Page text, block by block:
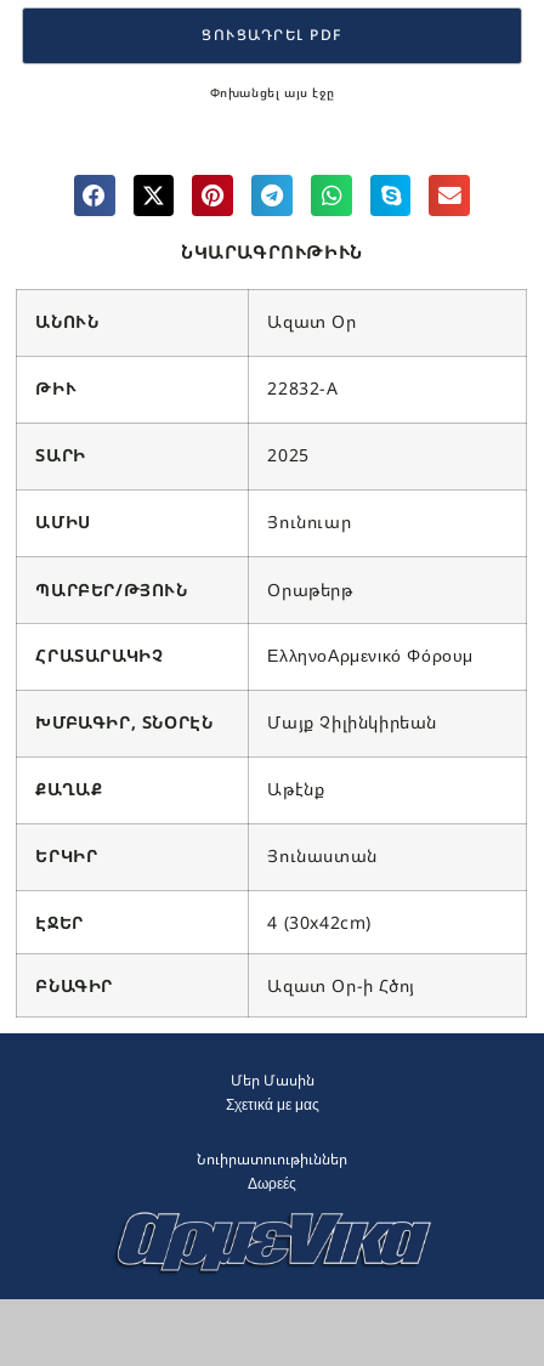
ՆԿԱՐԱԳՐՈՒԹԻՒՆ
ԱՆՈՒՆ Ազատ Օր
ԹԻՒ 22832-A
ՏԱՐԻ 2025
ԱՄԻՍ Յունուար
ՊԱՐԲԵՐ/ԹՅՈՒՆ Օրաթերթ
ՀՐԱՏԱՐԱԿԻՉ ΕλληνοΑρμενικό Φόρουμ
ԽՄԲԱԳԻՐ, ՏՆՕՐԷՆ Մայք Չիլինկիրեան
ՔԱՂԱՔ Աթէնք
ԵՐԿԻՐ Յունաստան
ԷՋԵՐ 4 (30x42cm)
ԲՆԱԳԻՐ Ազատ Օր-ի Հծոյ
Փոխանցել այս էջը
ՑՈՒՑԱԴՐԵԼ PDF
Մեր Մասին
Σχετικά με μας
Նուիրատուութիւններ
Δωρεές